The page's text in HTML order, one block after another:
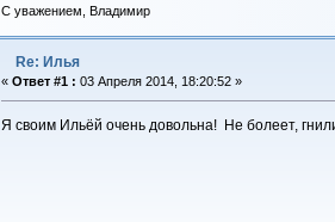
С уважением, Владимир
Re: Илья
« Ответ #1 : 03 Апреля 2014, 18:20:52 »
Я своим Ильёй очень довольна! Не болеет,